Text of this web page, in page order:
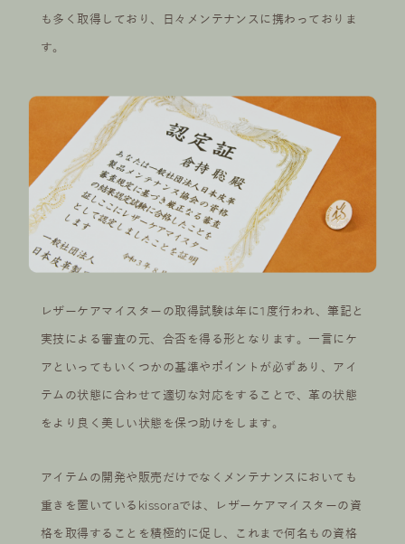
も多く取得しており、日々メンテナンスに携わっておりま
す。
レザーケアマイスターの取得試験は年に1度行われ、筆記と
実技による審査の元、合否を得る形となります。一言にケ
アといってもいくつかの基準やポイントが必ずあり、アイ
テムの状態に合わせて適切な対応をすることで、革の状態
をより良く美しい状態を保つ助けをします。
アイテムの開発や販売だけでなくメンテナンスにおいても
重きを置いているkissoraでは、レザーケアマイスターの資
格を取得することを積極的に促し、これまで何名もの資格